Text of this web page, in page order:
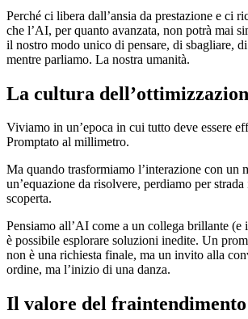
Perché ci libera dall’ansia da prestazione e ci
che l’AI, per quanto avanzata, non potrà mai
il nostro modo unico di pensare, di sbagliare,
mentre parliamo. La nostra umanità.
La cultura
Viviamo in un’epoca in cui tutto deve essere
Promptato al millimetro.
Ma quando trasformiamo l’interazione con un
un’equazione da risolvere, perdiamo per
scoperta.
Pensiamo all’AI come a un collega brillante (e
è possibile esplorare soluzioni inedite. Un
non è una richiesta finale, ma un invito alla
ordine, ma l’inizio di una danza.
Il valore del fraintendimento